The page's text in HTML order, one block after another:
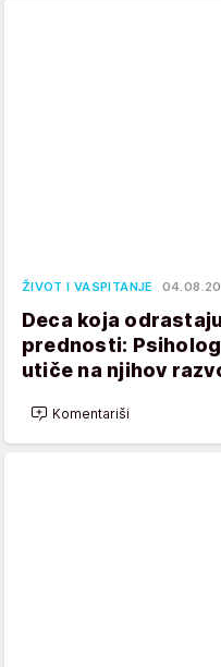
ŽIVOT I VASPITANJE
Deca koja
prednosti:
utiče na njihov
Komentariši